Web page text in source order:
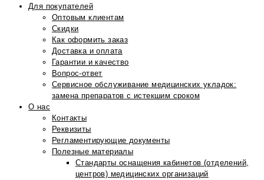
Для покупателей
Оптовым клиентам
Скидки
Как оформить заказ
Доставка и оплата
Гарантии и качество
Вопрос-ответ
Сервисное обслуживание медицинских укладок:
замена препаратов с истекшим сроком
О нас
Контакты
Реквизиты
Регламентирующие документы
Полезные материалы
Стандарты оснащения кабинетов (отделений,
центров) медицинских организаций